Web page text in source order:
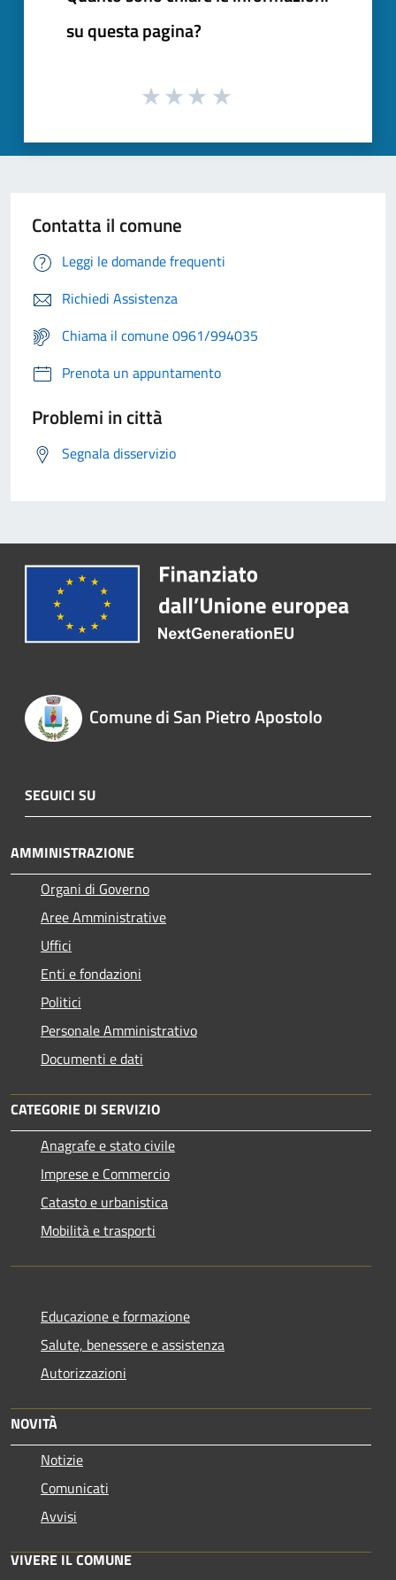
su questa pagina?
Contatta il comune
Leggi le domande frequenti
Richiedi Assistenza
Chiama il comune 0961/994035
Prenota un appuntamento
Problemi in città
Segnala disservizio
Comune di San Pietro Apostolo
SEGUICI SU
AMMINISTRAZIONE
Organi di Governo
Aree Amministrative
Uffici
Enti e fondazioni
Politici
Personale Amministrativo
Documenti e dati
CATEGORIE DI SERVIZIO
Anagrafe e stato civile
Imprese e Commercio
Catasto e urbanistica
Mobilità e trasporti
Educazione e formazione
Salute, benessere e assistenza
Autorizzazioni
NOVITÀ
Notizie
Comunicati
Avvisi
VIVERE IL COMUNE